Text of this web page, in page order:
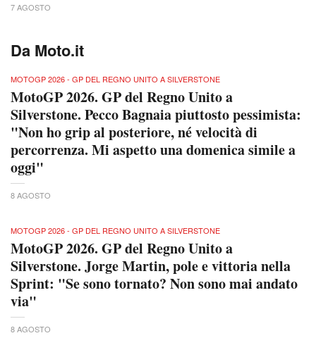
7 AGOSTO
Da Moto.it
MOTOGP 2026 - GP DEL REGNO UNITO A SILVERSTONE
MotoGP 2026. GP del Regno Unito a
Silverstone. Pecco Bagnaia piuttosto pessimista:
"Non ho grip al posteriore, né velocità di
percorrenza. Mi aspetto una domenica simile a
oggi"
8 AGOSTO
MOTOGP 2026 - GP DEL REGNO UNITO A SILVERSTONE
MotoGP 2026. GP del Regno Unito a
Silverstone. Jorge Martin, pole e vittoria nella
Sprint: "Se sono tornato? Non sono mai andato
via"
8 AGOSTO